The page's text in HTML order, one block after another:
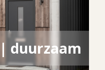
duurzaam